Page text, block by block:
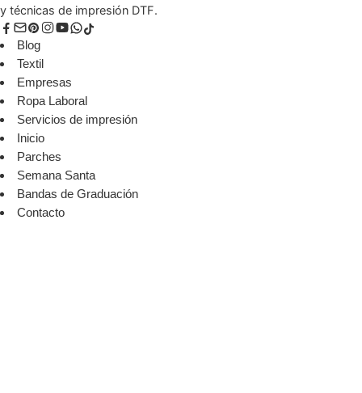
y técnicas de impresión DTF.
Blog
Textil
Empresas
Ropa Laboral
Servicios de impresión
Inicio
Parches
Semana Santa
Bandas de Graduación
Contacto